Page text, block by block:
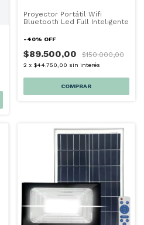
Proyector Portátil Wifi
Bluetooth Led Full Inteligente
-40% OFF
$89.500,00 $150.000,00
2 x $44.750,00 sin interés